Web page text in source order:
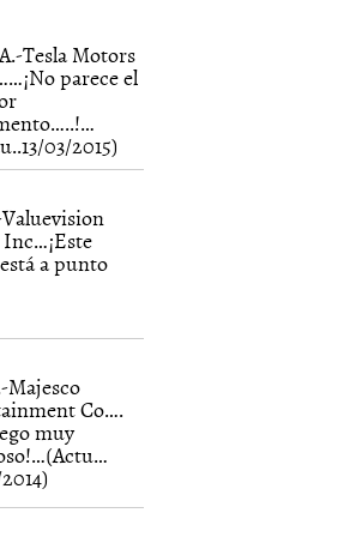
Tesla Motors
parece el
03/2015)
a punto
Majesco
Co….
muy